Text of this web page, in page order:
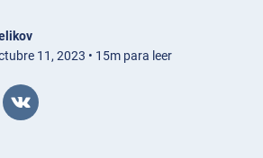
11, 2023 • 15m para leer